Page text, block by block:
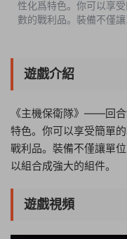
性化爲特色。你可以享
數的戰利品。裝備不僅
遊戲介紹
《主機保衛隊》——回
特色。你可以享受簡單
戰利品。裝備不僅讓單
以組合成強大的組件。
遊戲視頻